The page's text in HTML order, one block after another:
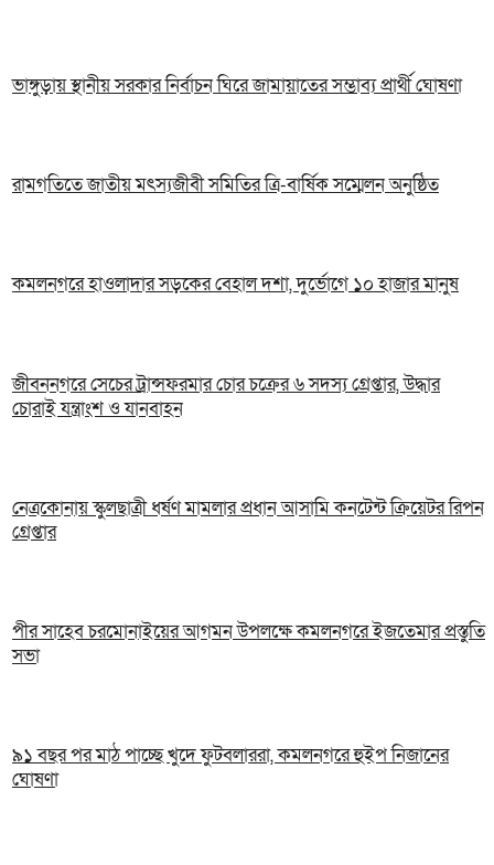
ভাঙ্গুড়ায় স্থানীয় সরকার নির্বাচন ঘিরে জামায়াতের সম্ভাব্য প্রার্থী ঘোষণা
রামগতিতে জাতীয় মৎস্যজীবী সমিতির ত্রি-বার্ষিক সম্মেলন অনুষ্ঠিত
কমলনগরে হাওলাদার সড়কের বেহাল দশা, দুর্ভোগে ১০ হাজার মানুষ
জীবননগরে সেচের ট্রান্সফরমার চোর চক্রের ৬ সদস্য গ্রেপ্তার, উদ্ধার
চোরাই যন্ত্রাংশ ও যানবাহন
নেত্রকোনায় স্কুলছাত্রী ধর্ষণ মামলার প্রধান আসামি কনটেন্ট ক্রিয়েটর রিপন
গ্রেপ্তার
পীর সাহেব চরমোনাইয়ের আগমন উপলক্ষে কমলনগরে ইজতেমার প্রস্তুতি
সভা
৯১ বছর পর মাঠ পাচ্ছে খুদে ফুটবলাররা, কমলনগরে হুইপ নিজানের
ঘোষণা